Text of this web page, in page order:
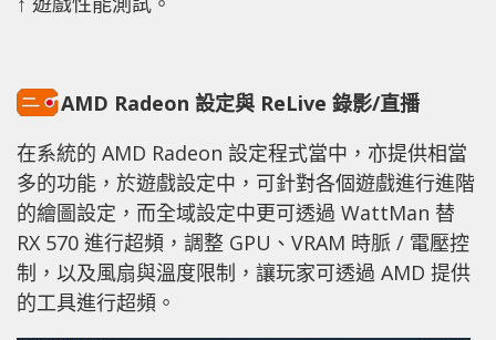
AMD Radeon 設定與 ReLive 錄影/直播
在系統的 AMD Radeon 設定程式當中，亦提供相當
多的功能，於遊戲設定中，可針對各個遊戲進行進階
的繪圖設定，而全域設定中更可透過 WattMan 替
RX 570 進行超頻，調整 GPU、VRAM 時脈 / 電壓控
制，以及風扇與溫度限制，讓玩家可透過 AMD 提供
的工具進行超頻。